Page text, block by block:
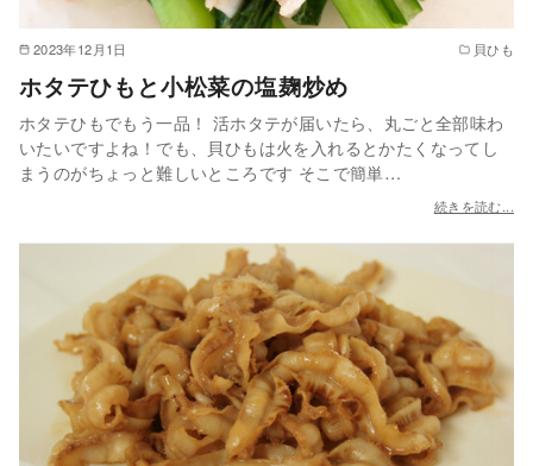
2023年12月1日 貝ひも
ホタテひもと小松菜の塩麹炒め
ホタテひもでもう一品！ 活ホタテが届いたら、丸ごと全部味わ
いたいですよね！でも、貝ひもは火を入れるとかたくなってし
まうのがちょっと難しいところです そこで簡単…
続きを読む...